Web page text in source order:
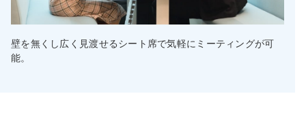
壁を無くし広く見渡せるシート席で気軽にミーティングが可
能。